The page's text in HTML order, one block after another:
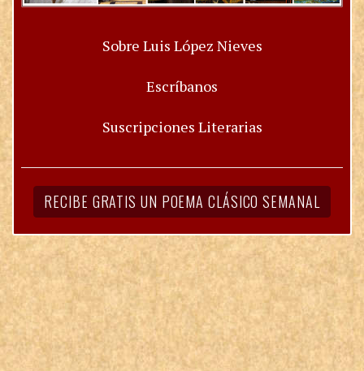
Sobre Luis López Nieves
Escríbanos
Suscripciones Literarias
RECIBE GRATIS UN POEMA CLÁSICO SEMANAL